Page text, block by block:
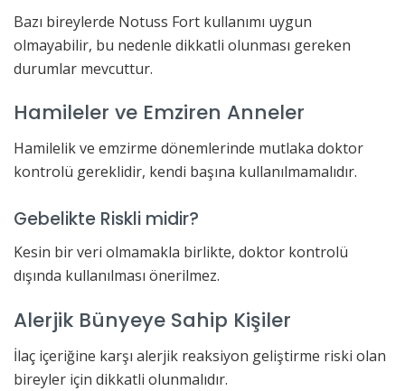
Bazı bireylerde Notuss Fort kullanımı uygun
olmayabilir, bu nedenle dikkatli olunması gereken
durumlar mevcuttur.
Hamileler ve Emziren Anneler
Hamilelik ve emzirme dönemlerinde mutlaka doktor
kontrolü gereklidir, kendi başına kullanılmamalıdır.
Gebelikte Riskli midir?
Kesin bir veri olmamakla birlikte, doktor kontrolü
dışında kullanılması önerilmez.
Alerjik Bünyeye Sahip Kişiler
İlaç içeriğine karşı alerjik reaksiyon geliştirme riski olan
bireyler için dikkatli olunmalıdır.